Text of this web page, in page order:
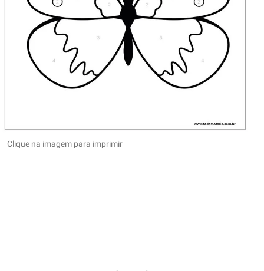
Clique na imagem para imprimir